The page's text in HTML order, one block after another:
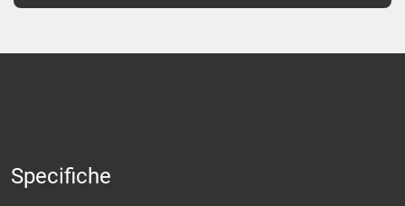
Specifiche